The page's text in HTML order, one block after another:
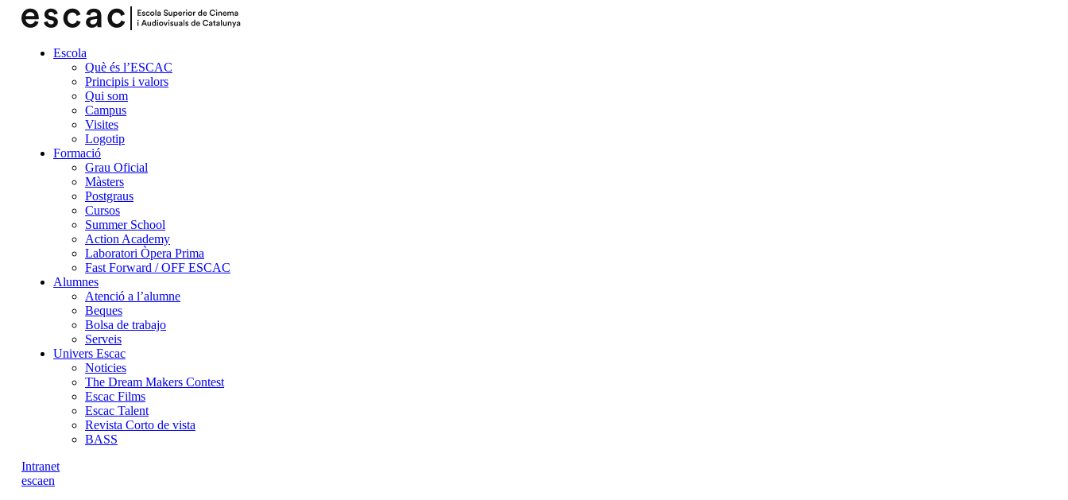
Escola
Què és l’ESCAC
Principis i valors
Qui som
Campus
Visites
Logotip
Formació
Grau Oficial
Màsters
Postgraus
Cursos
Summer School
Action Academy
Laboratori Òpera Prima
Fast Forward / OFF ESCAC
Alumnes
Atenció a l’alumne
Beques
Bolsa de trabajo
Serveis
Univers Escac
Noticies
The Dream Makers Contest
Escac Films
Escac Talent
Revista Corto de vista
BASS
Intranet
escaen